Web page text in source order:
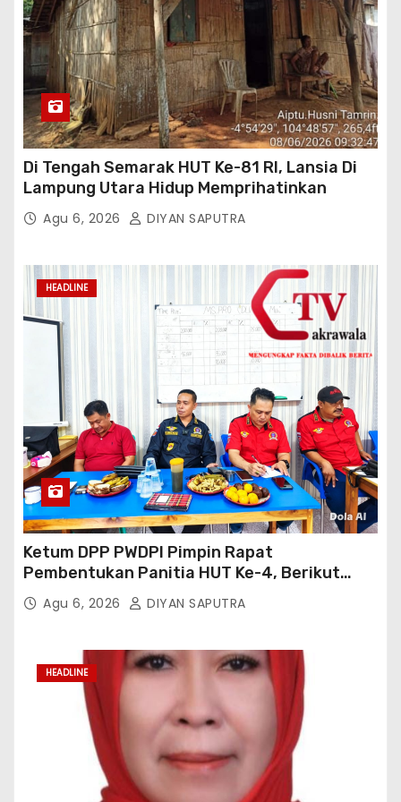
Di Tengah Semarak HUT Ke-81 RI, Lansia Di
Lampung Utara Hidup Memprihatinkan
Agu 6, 2026 DIYAN SAPUTRA
HEADLINE
Ketum DPP PWDPI Pimpin Rapat
Pembentukan Panitia HUT Ke-4, Berikut
Susunan Dan Rangkaian Kegiatannya
Agu 6, 2026 DIYAN SAPUTRA
HEADLINE